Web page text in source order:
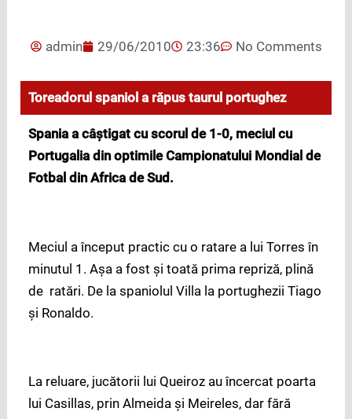
admin 29/06/2010 23:36 No Comments
Toreadorul spaniol a răpus taurul portughez
Spania a câştigat cu scorul de 1-0, meciul cu
Portugalia din optimile Campionatului Mondial de
Fotbal din Africa de Sud.
Meciul a început practic cu o ratare a lui Torres în
minutul 1. Aşa a fost şi toată prima repriză, plină
de ratări. De la spaniolul Villa la portughezii Tiago
şi Ronaldo.
La reluare, jucătorii lui Queiroz au încercat poarta
lui Casillas, prin Almeida şi Meireles, dar fără